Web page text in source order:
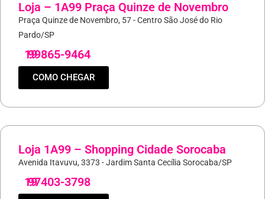
Loja – 1A99 Praça Quinze de Novembro
Praça Quinze de Novembro, 57 - Centro São José do Rio
Pardo/SP
19
99865-9464
COMO CHEGAR
Loja 1A99 – Shopping Cidade Sorocaba
Avenida Itavuvu, 3373 - Jardim Santa Cecília Sorocaba/SP
19
97403-3798